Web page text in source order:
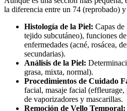
la diferencia entre un 74 (reprobado)
Histología de la Piel: Capas
tejido subcutáneo), funciones
enfermedades (acné, rosácea,
secundarias).
Análisis de la Piel:
grasa, mixta, normal).
Procedimientos de Cuidado
facial, masaje facial (effleurage,
de vaporizadores y mascarillas.
Remoción de Vello Temporal: